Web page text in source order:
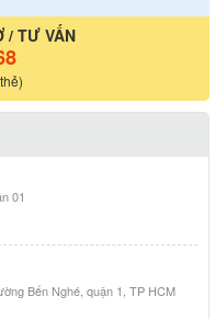
/ TƯ VẤN
01
Bến Nghé, quận 1, TP HCM